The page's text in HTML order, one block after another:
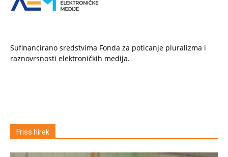
Sufinancirano sredstvima Fonda za poticanje pluralizma i
raznovrsnosti elektroničkih medija.
Friss hírek